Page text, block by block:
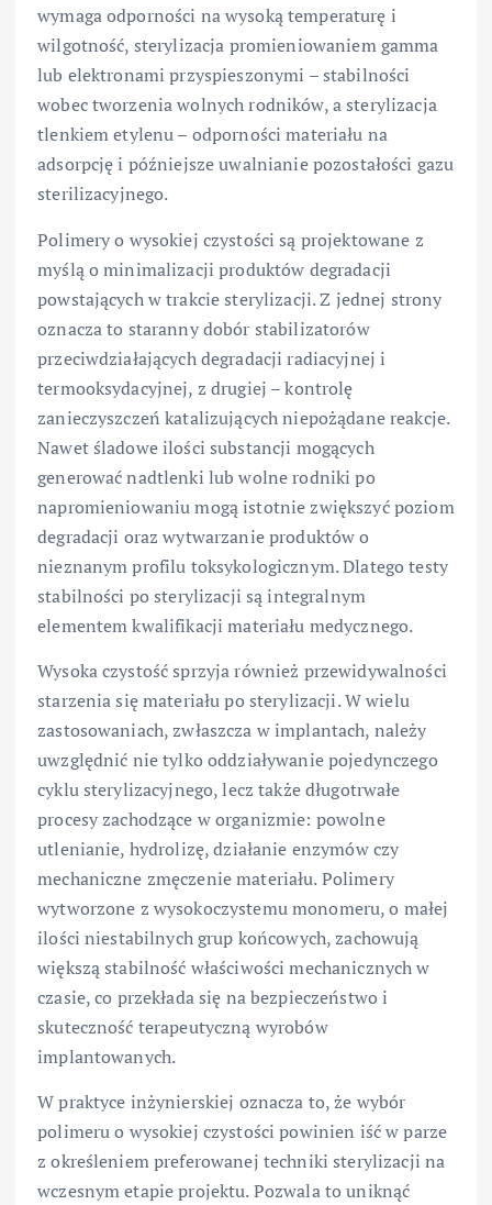
wymaga odporności na wysoką temperaturę i
wilgotność, sterylizacja promieniowaniem gamma
lub elektronami przyspieszonymi – stabilności
wobec tworzenia wolnych rodników, a sterylizacja
tlenkiem etylenu – odporności materiału na
adsorpcję i późniejsze uwalnianie pozostałości gazu
sterilizacyjnego.
Polimery o wysokiej czystości są projektowane z
myślą o minimalizacji produktów degradacji
powstających w trakcie sterylizacji. Z jednej strony
oznacza to staranny dobór stabilizatorów
przeciwdziałających degradacji radiacyjnej i
termooksydacyjnej, z drugiej – kontrolę
zanieczyszczeń katalizujących niepożądane reakcje.
Nawet śladowe ilości substancji mogących
generować nadtlenki lub wolne rodniki po
napromieniowaniu mogą istotnie zwiększyć poziom
degradacji oraz wytwarzanie produktów o
nieznanym profilu toksykologicznym. Dlatego testy
stabilności po sterylizacji są integralnym
elementem kwalifikacji materiału medycznego.
Wysoka czystość sprzyja również przewidywalności
starzenia się materiału po sterylizacji. W wielu
zastosowaniach, zwłaszcza w implantach, należy
uwzględnić nie tylko oddziaływanie pojedynczego
cyklu sterylizacyjnego, lecz także długotrwałe
procesy zachodzące w organizmie: powolne
utlenianie, hydrolizę, działanie enzymów czy
mechaniczne zmęczenie materiału. Polimery
wytworzone z wysokoczystemu monomeru, o małej
ilości niestabilnych grup końcowych, zachowują
większą stabilność właściwości mechanicznych w
czasie, co przekłada się na bezpieczeństwo i
skuteczność terapeutyczną wyrobów
implantowanych.
W praktyce inżynierskiej oznacza to, że wybór
polimeru o wysokiej czystości powinien iść w parze
z określeniem preferowanej techniki sterylizacji na
wczesnym etapie projektu. Pozwala to uniknąć